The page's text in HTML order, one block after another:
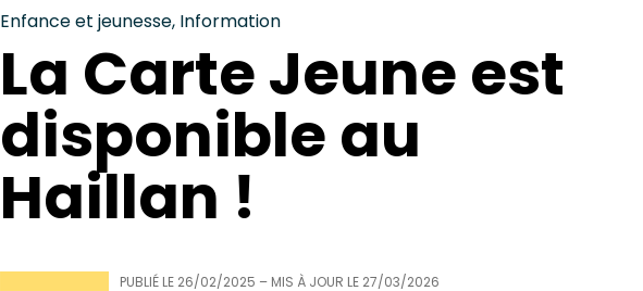
Enfance et jeunesse, Information
La Carte Jeune est
disponible au
Haillan !
PUBLIÉ LE 26/02/2025 – MIS À JOUR LE 27/03/2026